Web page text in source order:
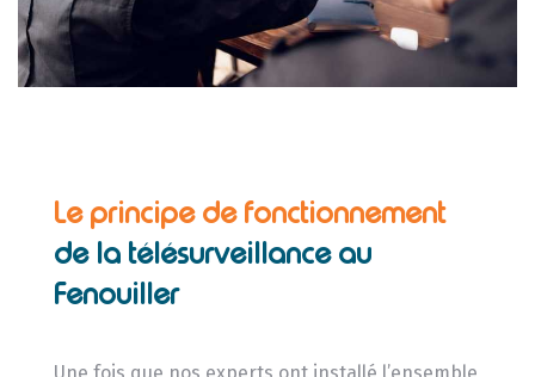
Le principe de fonctionnement
de la télésurveillance au
Fenouiller